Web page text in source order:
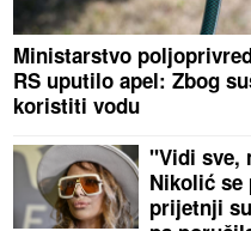
Ministarstvo
RS uputilo apel: Zbog
koristiti vodu
"Vidi sve,
Nikolić se
prijetnji